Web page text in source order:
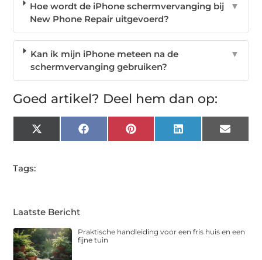
Hoe wordt de iPhone schermvervanging bij
New Phone Repair uitgevoerd?
▼
Kan ik mijn iPhone meteen na de
schermvervanging gebruiken?
▼
Goed artikel? Deel hem dan op:
X
(Twitter)
FacebookPinterest LinkedIn Email
Tags:
Laatste Bericht
Praktische handleiding voor een fris huis en een
fijne tuin